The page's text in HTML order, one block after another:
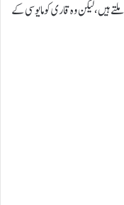
ہیں، لیکن وہ قاری کو مایوسی کے